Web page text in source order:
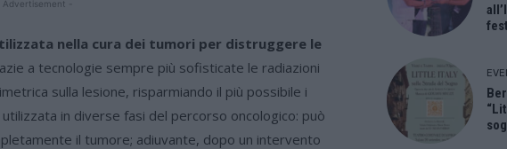
Advertisement -
nella cura dei tumori per distruggere le
a tecnologie sempre più sofisticate le radiazioni
sulla lesione, risparmiando il più possibile i
in diverse fasi del percorso oncologico: può
il tumore; adiuvante, dopo un intervento